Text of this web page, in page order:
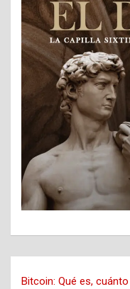
Bitcoin: Qué es,